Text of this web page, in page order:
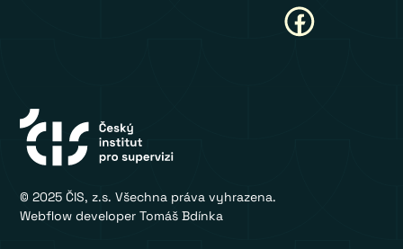
© 2025 ČIS, z.s. Všechna práva vyhrazena.
Webflow developer Tomáš Bdínka